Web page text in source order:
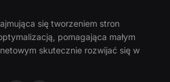
się tworzeniem stron
pomagająca małym
skutecznie rozwijać się w